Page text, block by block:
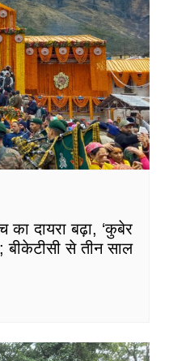
का दायरा बढ़ा, ‘कुबेर
बीकेटीसी से तीन साल